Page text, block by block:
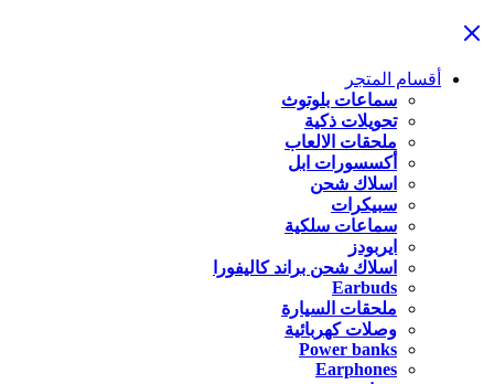
أقسام المتجر
سماعات بلوتوث
تحويلات ذكية
ملحقات الالعاب
أكسسورات ابل
اسلاك شحن
سبيكرات
سماعات سلكية
ايربودز
اسلاك شحن براند كاليفورا
Earbuds
ملحقات السيارة
وصلات كهربائية
Power banks
Earphones